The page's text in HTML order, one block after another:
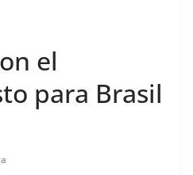
el
para Brasil